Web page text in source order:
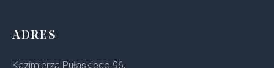
ADRES
Kazimierza Pułaskiego 96,